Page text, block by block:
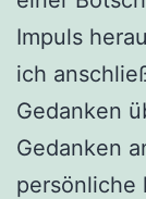
Impuls
ich
Gedanken
Gedanken
persönliche